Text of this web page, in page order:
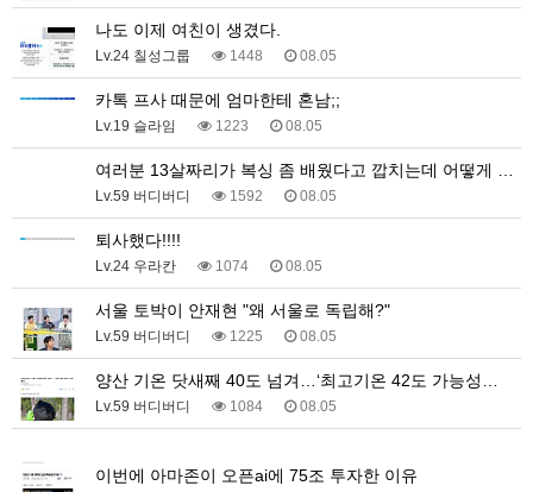
나도 이제 여친이 생겼다.
Lv.24 칠성그룹 1448 08.05
카톡 프사 때문에 엄마한테 혼남;;
Lv.19 슬라임 1223 08.05
여러분 13살짜리가 복싱 좀 배웠다고 깝치는데 어떻게 …
Lv.59 버디버디 1592 08.05
퇴사했다!!!!
Lv.24 우라칸 1074 08.05
서울 토박이 안재현 "왜 서울로 독립해?"
Lv.59 버디버디 1225 08.05
양산 기온 닷새째 40도 넘겨…‘최고기온 42도 가능성…
Lv.59 버디버디 1084 08.05
이번에 아마존이 오픈ai에 75조 투자한 이유